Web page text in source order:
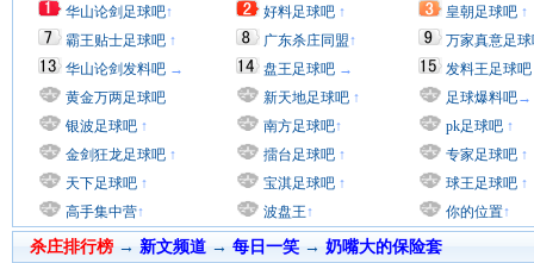
华山论剑足球吧↑
霸王贴士足球吧 ↑
华山论剑发料吧 →
黄金万两足球吧
银波足球吧 ↑
金剑狂龙足球吧 ↑
天下足球吧 ↑
高手集中营↑
好料足球吧 ↑
广东杀庄同盟↑
盘王足球吧 →
新天地足球吧 ↑
南方足球吧↑
擂台足球吧 ↑
宝淇足球吧 ↑
波盘王↑
皇朝足球吧 ↑
万家真意足
发料王足球吧
足球爆料吧→
pk足球吧 ↑
专家足球吧 ↑
球王足球吧 ↑
你的位置↑
杀庄排行榜 → 新文频道→ 每日一笑 → 奶嘴大的保险套